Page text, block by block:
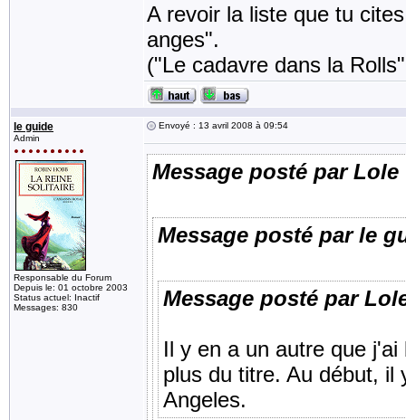
A revoir la liste que tu
anges".
("Le cadavre dans la
le guide
Admin
Responsable du Forum
Depuis le: 01 octobre 2003
Status actuel: Inactif
Messages: 830
Envoyé : 13 avril 2008 à 09:54
Message posté par Lole
Message posté par le
Message posté par
Il y en a un autre que
plus du titre. Au début, il
Angeles.